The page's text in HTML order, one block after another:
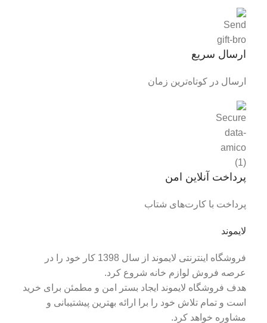
پرداخت آنلاین امن
پرداخت با کارت‌های شتاب
ارسال سریع
ارسال در کوتاه‌ترین زمان
لایموند
فروشگاه اینترنتی لایموند از سال 1398 کار خود را در
عرصه فروش لوازم خانه شروع کرد.
هدف فروشگاه لایموند ایجاد بستر امن و مطمئن برای خرید
است و تمام تلاش خود را برا ارائه بهترین پیشتیبانی و
مشاوره خواهد کرد.